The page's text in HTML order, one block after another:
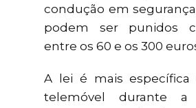
condução em
podem ser punidos
entre os 60 e os 300
A lei é mais
telemóvel durante a